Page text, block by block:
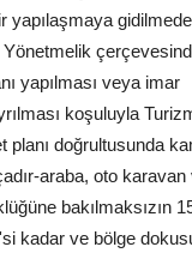
yapılaşmaya
yapılması veya imar
koşuluyla
doğrultusunda
araba, oto
kadar ve bölge